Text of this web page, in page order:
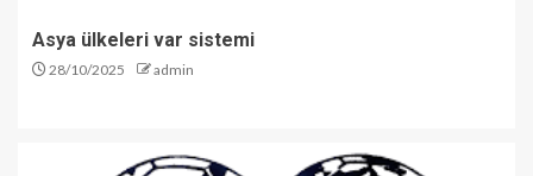
Asya ülkeleri var sistemi
28/10/2025 admin